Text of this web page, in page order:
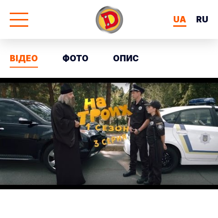
UA
RU
ВІДЕО ФОТО ОПИС